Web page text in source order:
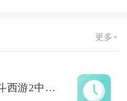
更多+
如何在乱斗西游2中打败夸父伏羲攻略求教